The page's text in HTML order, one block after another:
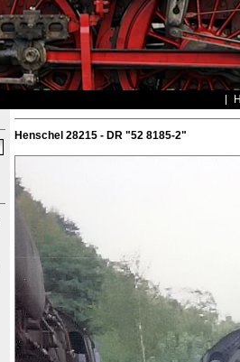
Henschel 28215 - DR "52 8185-2"